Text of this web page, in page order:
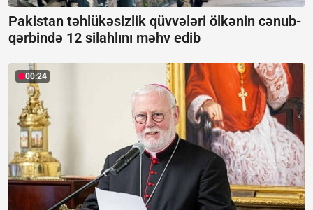
Pakistan təhlükəsizlik qüvvələri ölkənin cənub-
qərbində 12 silahlını məhv edib
00:24